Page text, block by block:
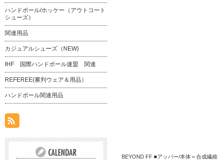
BEYOND FF ■アッパー/本体＝合
ハンドボール/ホッケー（アウトコート
シューズ）
関連用品
カジュアルシューズ（NEW)
IHF 国際ハンドボール連盟 関連
REFEREE(審判ウェア＆用品）
ハンドボール関連用品